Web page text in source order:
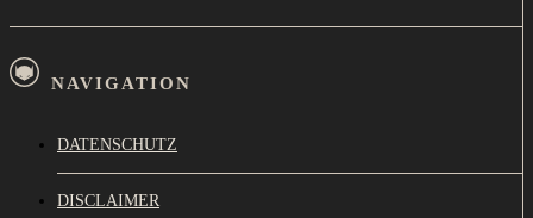
NAVIGATION
DATENSCHUTZ
DISCLAIMER